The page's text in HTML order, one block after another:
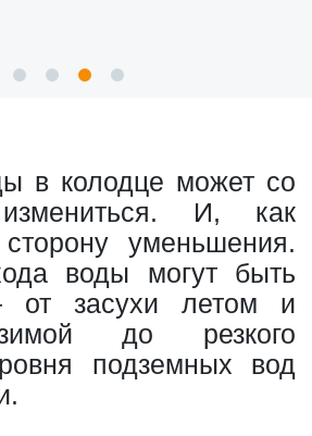
в колодце может со
И, как
уменьшения.
воды могут быть
засухи летом и
до резкого
подземных вод